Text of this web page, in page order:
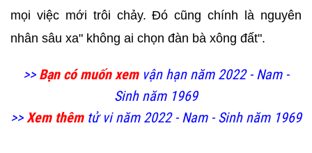
mọi việc mới trôi chảy. Đó cũng chính là nguyên
nhân sâu xa" không ai chọn đàn bà xông đất".
>> Bạn có muốn xemvận hạn năm 2022 - Nam -
Sinh năm 1969
>>Xem thêmtử vi năm 2022 - Nam - Sinh năm 1969